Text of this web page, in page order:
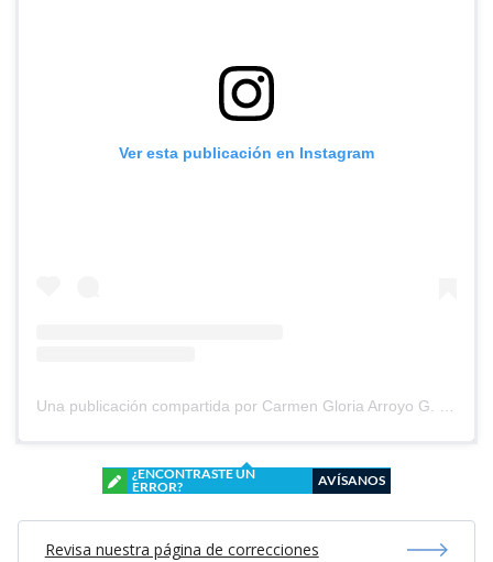
Ver esta publicación en Instagram
Una publicación compartida por Carmen Gloria Arroyo G. (@cg_arroyo)
¿ENCONTRASTE UN
ERROR?
AVÍSANOS
Revisa nuestra página de correcciones